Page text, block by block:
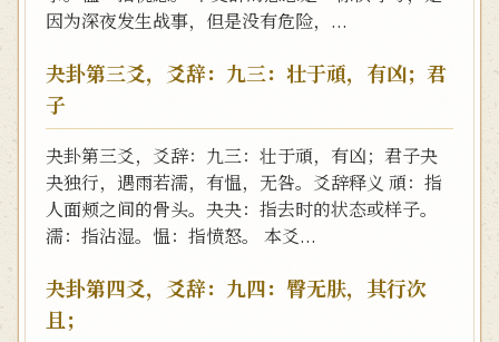
因为深夜发生战事，但是没有危险，...
夬卦第三爻，爻辞：九三：壮于頑，有凶；君
子
夬卦第三爻，爻辞：九三：壮于頑，有凶；君子夬
夬独行，遇雨若濡，有愠，无咎。爻辞释义 頑：指
人面颊之间的骨头。夬夬：指去时的状态或样子。
濡：指沾湿。愠：指愤怒。 本爻...
夬卦第四爻，爻辞：九四：臀无肤，其行次
且；